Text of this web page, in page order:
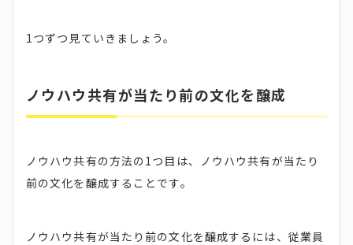
1つずつ見ていきましょう。
ノウハウ共有が当たり前の文化を醸成
ノウハウ共有の方法の1つ目は、ノウハウ共有が当たり
前の文化を醸成することです。
ノウハウ共有が当たり前の文化を醸成するには、従業員